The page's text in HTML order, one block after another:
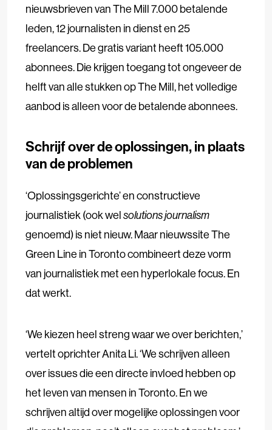
nieuwsbrieven van The Mill 7.000 betalende
leden, 12 journalisten in dienst en 25
freelancers. De gratis variant heeft 105.000
abonnees.Die krijgen toegang tot ongeveer de
helft van alle stukken op The Mill, het volledige
aanbod is alleen voor de betalende abonnees.
Schrijf over de oplossingen, in plaats
van de problemen
‘Oplossingsgerichte’ en constructieve
journalistiek (ook welsolutions journalism
genoemd) is niet nieuw. Maar nieuwssite The
Green Line in Toronto combineert deze vorm
van journalistiek met een hyperlokale focus. En
dat werkt.
‘We kiezen heel streng waar we over berichten,’
vertelt oprichter Anita Li. ‘We schrijven alleen
over issues die een directe invloed hebben op
het leven van mensen in Toronto. En we
schrijven altijd over mogelijke oplossingen voor